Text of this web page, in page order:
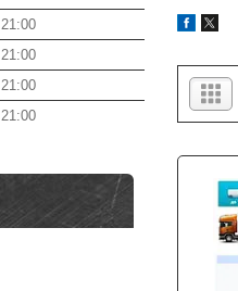
21:00
21:00
21:00
21:00